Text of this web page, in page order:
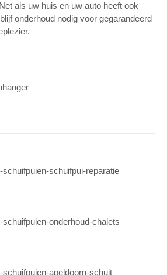
als uw huis en uw auto heeft ook
onderhoud nodig voor gegarandeerd